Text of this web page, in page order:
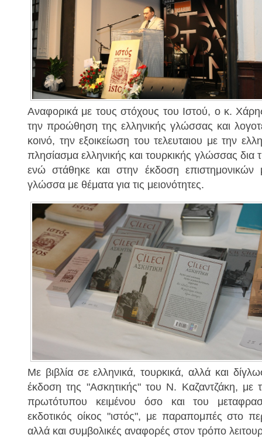
Αναφορικά με τους στόχους του Ιστού, ο κ.
την προώθηση της ελληνικής γλώσσας και
κοινό, την εξοικείωση του τελευταιου με την
πλησίασμα ελληνικής και τουρκικής γλώσσας δια
ενώ στάθηκε και στην έκδοση επιστημονικών
γλώσσα με θέματα για τις μειονότητες.
Με βιβλία σε ελληνικά, τουρκικά, αλλά και
έκδοση της "Ασκητικής" του Ν. Καζαντζάκη, με
πρωτότυπου κειμένου όσο και του
εκδοτικός οίκος "ιστός", με παραπομπές στο
αλλά και συμβολικές αναφορές στον τρόπο